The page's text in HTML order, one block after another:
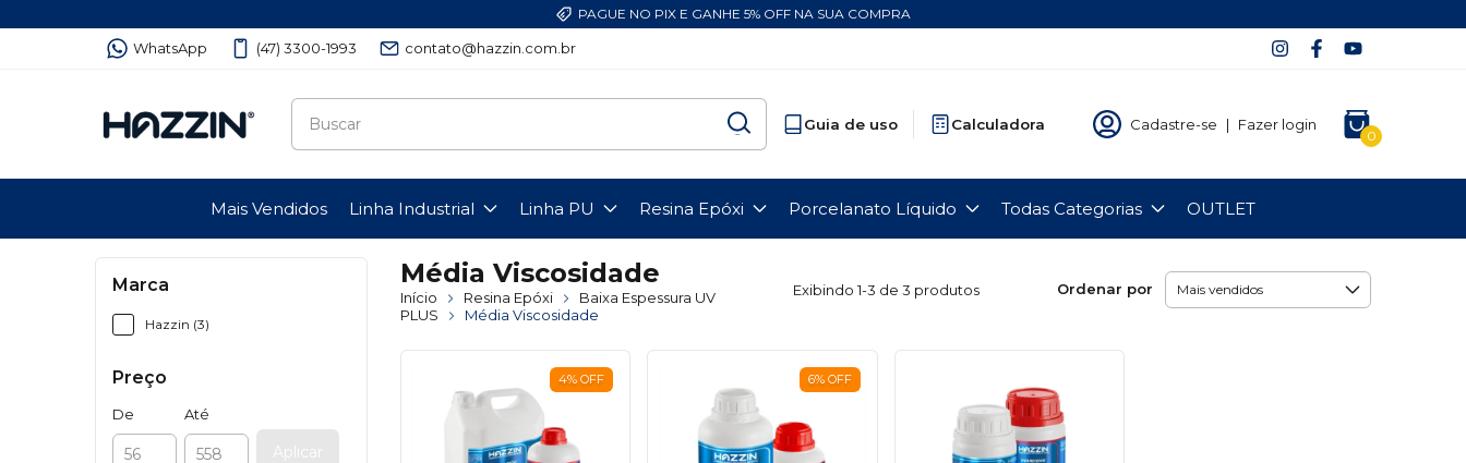
PAGUE NO PIX E GANHE 5% OFF NA SUA COMPRA
WhatsApp (47) 3300-1993 contato@hazzin.com.br
Guia de uso Calculadora Cadastre-se | Fazer login
0
Mais Vendidos Linha Industrial Linha PU Resina Epóxi Porcelanato Líquido Todas Categorias OUTLET
Marca
Hazzin (3)
Preço
De Até
Aplicar
Média Viscosidade
Início Resina Epóxi
Baixa Espessura UV
PLUS
Média Viscosidade
Exibindo 1-3 de 3 produtos Ordenar por
4%OFF 6% OFF